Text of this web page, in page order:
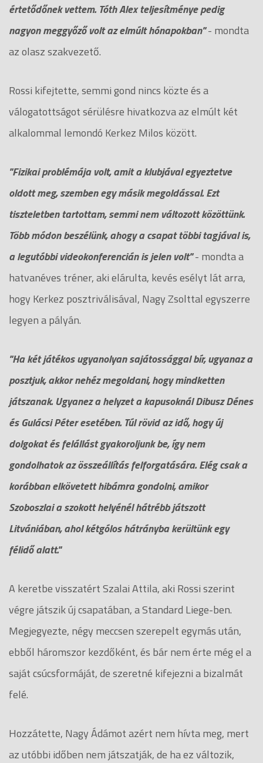
értetődőnek vettem. Tóth Alex teljesítménye pedig
nagyon meggyőző volt az elmúlt hónapokban"- mondta
az olasz szakvezető.
Rossi kifejtette, semmi gond nincs közte és a
válogatottságot sérülésre hivatkozva az elmúlt két
alkalommal lemondó Kerkez Milos között.
"Fizikai problémája volt, amit a klubjával egyeztetve
oldott meg, szemben egy másik megoldással. Ezt
tiszteletben tartottam, semmi nem változott közöttünk.
Több módon beszélünk, ahogy a csapat többi tagjával is,
a legutóbbi videokonferencián is jelen volt"- mondta a
hatvanéves tréner, aki elárulta, kevés esélyt lát arra,
hogy Kerkez posztriválisával, Nagy Zsolttal egyszerre
legyen a pályán.
"Ha két játékos ugyanolyan sajátossággal bír, ugyanaz a
posztjuk, akkor nehéz megoldani, hogy mindketten
játszanak. Ugyanez a helyzet a kapusoknál Dibusz Dénes
és Gulácsi Péter esetében. Túl rövid az idő, hogy új
dolgokat és felállást gyakoroljunk be, így nem
gondolhatok az összeállítás felforgatására. Elég csak a
korábban elkövetett hibámra gondolni, amikor
Szoboszlai a szokott helyénél hátrébb játszott
Litvániában, ahol kétgólos hátrányba kerültünk egy
félidő alatt."
A keretbe visszatért Szalai Attila, aki Rossi szerint
végre játszik új csapatában, a Standard Liege-ben.
Megjegyezte, négy meccsen szerepelt egymás után,
ebből háromszor kezdőként, és bár nem érte még el a
saját csúcsformáját, de szeretné kifejezni a bizalmát
felé.
Hozzátette, Nagy Ádámot azért nem hívta meg, mert
az utóbbi időben nem játszatják, de ha ez változik,